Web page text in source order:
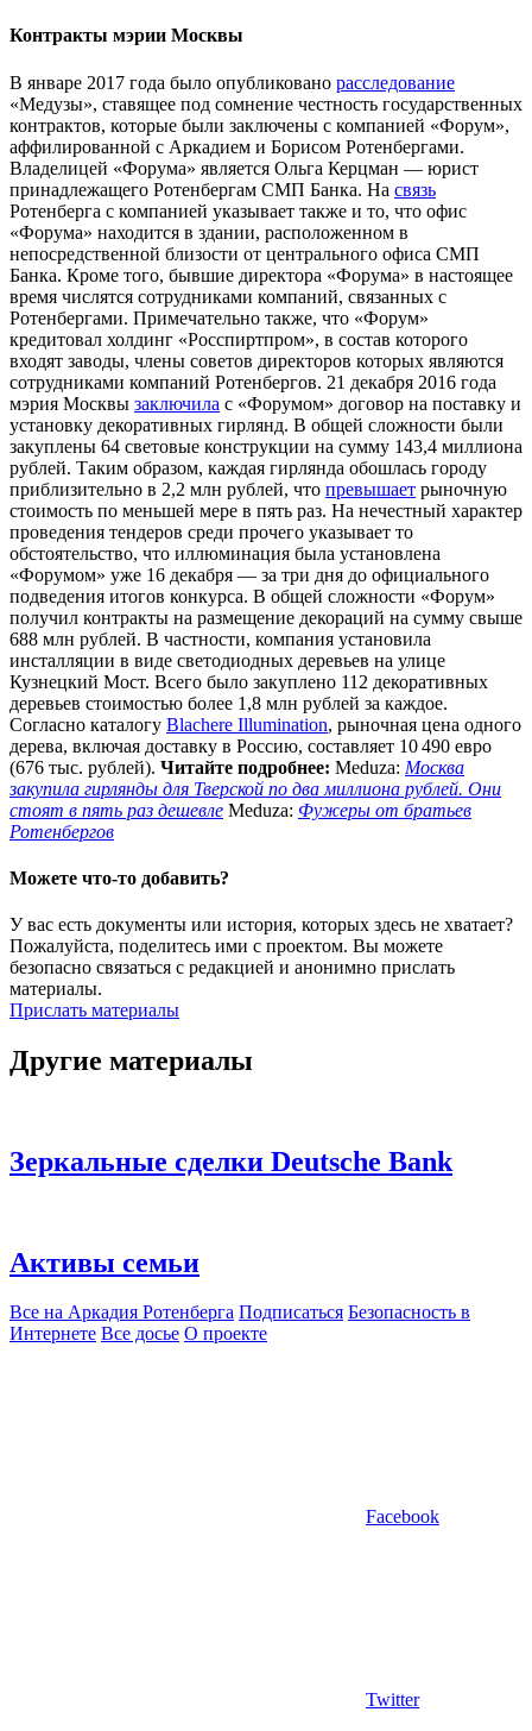
Контракты мэрии Москвы
В январе 2017 года было опубликовано расследование
«Медузы», ставящее под сомнение честность государственных
контрактов, которые были заключены с компанией «Форум»,
аффилированной с Аркадием и Борисом Ротенбергами.
Владелицей «Форума» является Ольга Керцман — юрист
принадлежащего Ротенбергам СМП Банка. На связь
Ротенберга с компанией указывает также и то, что офис
«Форума» находится в здании, расположенном в
непосредственной близости от центрального офиса СМП
Банка. Кроме того, бывшие директора «Форума» в настоящее
время числятся сотрудниками компаний, связанных с
Ротенбергами. Примечательно также, что «Форум»
кредитовал холдинг «Росспиртпром», в состав которого
входят заводы, члены советов директоров которых являются
сотрудниками компаний Ротенбергов. 21 декабря 2016 года
мэрия Москвы заключила с «Форумом» договор на поставку и
установку декоративных гирлянд. В общей сложности были
закуплены 64 световые конструкции на сумму 143,4 миллиона
рублей. Таким образом, каждая гирлянда обошлась городу
приблизительно в 2,2 млн рублей, что превышает рыночную
стоимость по меньшей мере в пять раз. На нечестный характер
проведения тендеров среди прочего указывает то
обстоятельство, что иллюминация была установлена
«Форумом» уже 16 декабря — за три дня до официального
подведения итогов конкурса. В общей сложности «Форум»
получил контракты на размещение декораций на сумму свыше
688 млн рублей. В частности, компания установила
инсталляции в виде светодиодных деревьев на улице
Кузнецкий Мост. Всего было закуплено 112 декоративных
деревьев стоимостью более 1,8 млн рублей за каждое.
Согласно каталогу Blachere Illumination, рыночная цена одного
дерева, включая доставку в Россию, составляет 10 490 евро
(676 тыс. рублей). Читайте подробнее: Meduza: Москва
закупила гирлянды для Тверской по два миллиона рублей. Они
стоят в пять раз дешевле Meduza: Фужеры от братьев
Ротенбергов
Можете что-то добавить?
У вас есть документы или история, которых здесь не хватает?
Пожалуйста, поделитесь ими с проектом. Вы можете
безопасно связаться с редакцией и анонимно прислать
материалы.
Прислать материалы
Другие материалы
Зеркальные сделки Deutsche Bank
Активы семьи
Все на Аркадия Ротенберга Подписаться Безопасность в
Интернете Все досье О проекте
Facebook
Twitter